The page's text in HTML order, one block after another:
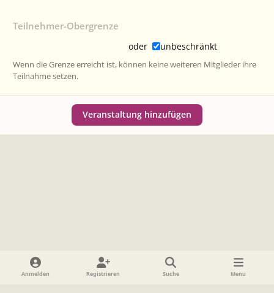
Teilnehmer-Obergrenze
oder unbeschränkt
Wenn die Grenze erreicht ist, können keine weiteren Mitglieder ihre
Teilnahme setzen.
Veranstaltung hinzufügen
Heller Modus
Dunkler ModusSystemeinstellung
Anmelden Registrieren Suche Menu